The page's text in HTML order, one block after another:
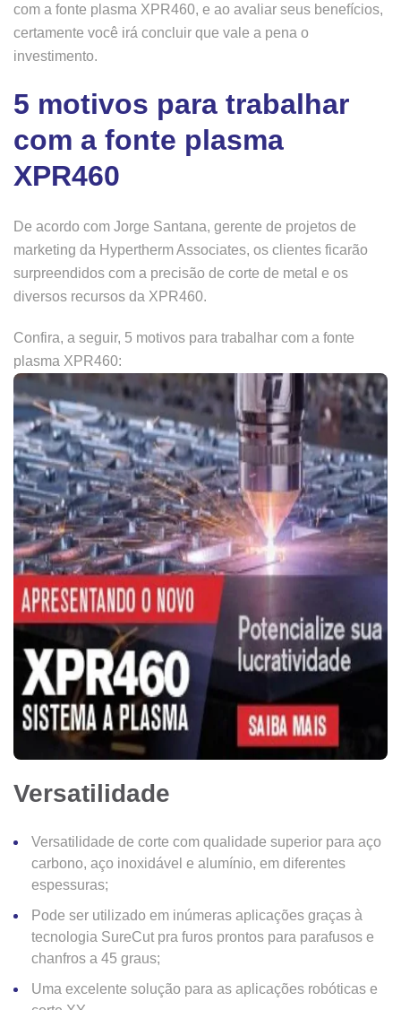
com a fonte plasma XPR460, e ao avaliar seus benefícios,
certamente você irá concluir que vale a pena o
investimento.
5 motivos para trabalhar
com a fonte plasma
XPR460
De acordo com Jorge Santana, gerente de projetos de
marketing da Hypertherm Associates, os clientes ficarão
surpreendidos com a precisão de corte de metal e os
diversos recursos da XPR460.
Confira, a seguir, 5 motivos para trabalhar com a fonte
plasma XPR460:
Versatilidade
Versatilidade de corte com qualidade superior para aço
carbono, aço inoxidável e alumínio, em diferentes
espessuras;
Pode ser utilizado em inúmeras aplicações graças à
tecnologia SureCut pra furos prontos para parafusos e
chanfros a 45 graus;
Uma excelente solução para as aplicações robóticas e